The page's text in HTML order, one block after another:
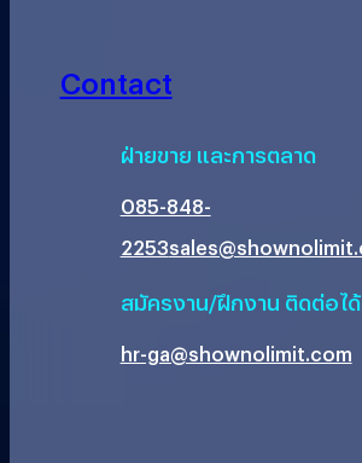
Contact
ฝ่ายขาย และการตลาด
085-848-
2253
สมัครงาน/ฝึกงาน ติดต่อไ
hr-ga@shownolimit.com